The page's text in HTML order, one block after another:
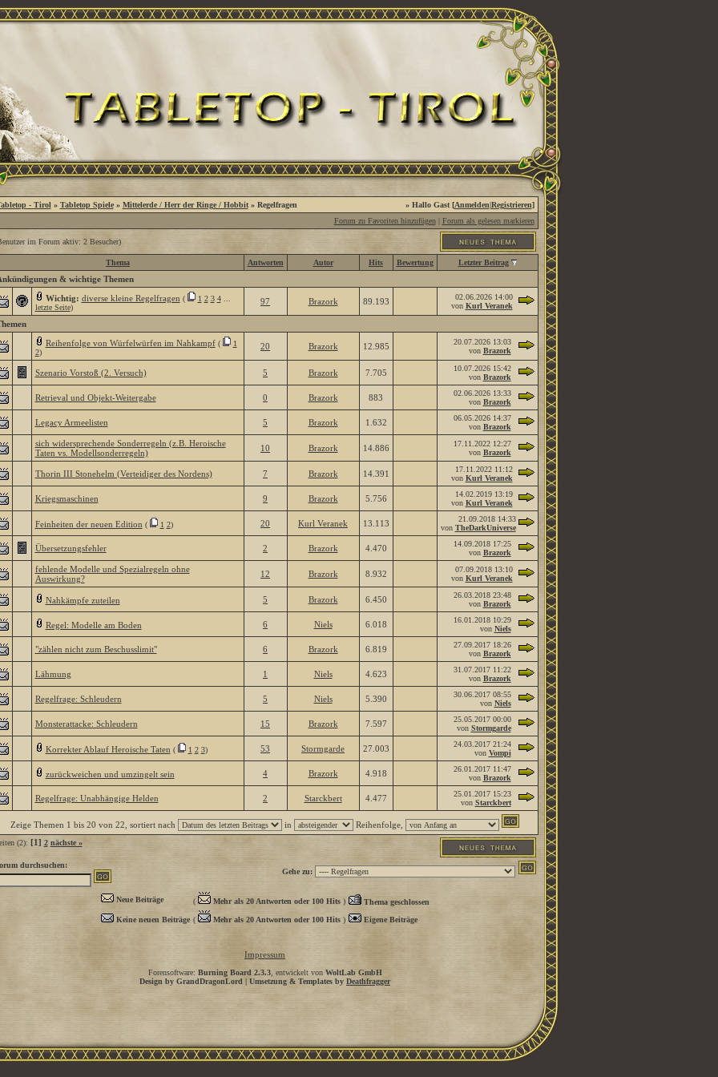
- Tirol » Tabletop Spiele» Mittelerde / Herr der Ringe / Hobbit» Regelfragen » Hallo Gast [Anmelden|Registrieren]
Forum zu Favoriten hinzufügen| Forum als gelesen markieren
im Forum aktiv: 2 Besucher)
Thema Antworten Autor Hits Bewertung Letzter Beitrag
& wichtige Themen
Wichtig: diverse kleine Regelfragen ( 1 2 3 4...
letzte Seite)
97 Brazork 89.193 02.06.2026 14:00
von Kurl Veranek
Reihenfolge von Würfelwürfen im Nahkampf(
1
2)
20 Brazork 12.985 20.07.2026 13:03
von Brazork
Szenario Vorstoß (2. Versuch) 5 Brazork 7.705 10.07.2026 15:42
von Brazork
Retrieval und Objekt-Weitergabe 0 Brazork 883 02.06.2026 13:33
von Brazork
Legacy Armeelisten 5 Brazork 1.632 06.05.2026 14:37
von Brazork
sich widersprechende Sonderregeln (z.B. Heroische
Taten vs. Modellsonderregeln)
10 Brazork 14.886 17.11.2022 12:27
von Brazork
Thorin III Stonehelm (Verteidiger des Nordens) 7 Brazork 14.391 17.11.2022 11:12
von Kurl Veranek
Kriegsmaschinen 9 Brazork 5.756 14.02.2019 13:19
von Kurl Veranek
Feinheiten der neuen Edition ( 1 2) 20 Kurl Veranek 13.113 21.09.2018 14:33
von TheDarkUniverse
Übersetzungsfehler 2 Brazork 4.470 14.09.2018 17:25
von Brazork
fehlende Modelle und Spezialregeln ohne
Auswirkung?
12 Brazork 8.932 07.09.2018 13:10
von Kurl Veranek
Nahkämpfe zuteilen 5 Brazork 6.450 26.03.2018 23:48
von Brazork
Regel: Modelle am Boden 6 Niels 6.018 16.01.2018 10:29
von Niels
"zählen nicht zum Beschusslimit" 6 Brazork 6.819 27.09.2017 18:26
von Brazork
Lähmung 1 Niels 4.623 31.07.2017 11:22
von Brazork
Regelfrage: Schleudern 5 Niels 5.390 30.06.2017 08:55
von Niels
Monsterattacke: Schleudern 15 Brazork 7.597 25.05.2017 00:00
von Stormgarde
Korrekter Ablauf Heroische Taten ( 1 2 3) 53 Stormgarde 27.003 24.03.2017 21:24
von Vompi
zurückweichen und umzingelt sein 4 Brazork 4.918 26.01.2017 11:47
von Brazork
Regelfrage: Unabhängige Helden 2 Starckbert 4.477 25.01.2017 15:23
von Starckbert
Zeige Themen 1 bis 20 von 22, sortiert nach in Reihenfolge,
(2): [1] 2 nächste »
durchsuchen:
Gehe zu:
Neue Beiträge ( Mehr als 20 Antworten oder 100 Hits)
Thema geschlossen
Keine neuen Beiträge ( Mehr als 20 Antworten oder 100 Hits) Eigene Beiträge
Impressum
Forensoftware: Burning Board 2.3.3, entwickelt von WoltLab GmbH
Design by GrandDragonLord | Umsetzung & Templates by Deathfragger